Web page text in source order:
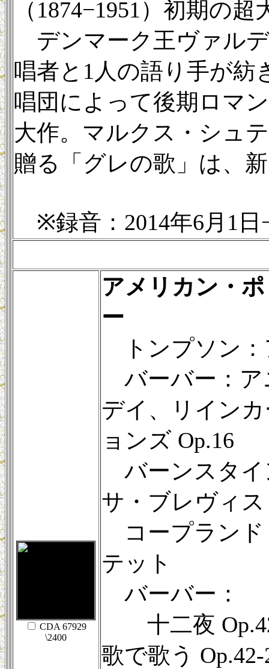
（1874−1951）初期の
デンマーク王ヴァル
唱者と1人の語り手が紡
唱団によって後期ロマ
大作。マルクス・シュ
贈る「グレの歌」は、
※録音：2014年6月1日
CDA 67929
\2400
アメリカン・
ー
トンプソン：
バーバー：ア
デイ、リイン
ョンズ Op.16
バーンスタイ
サ・ブレヴィス
コープランド
テット
バーバー：
十二夜
歌で歌う